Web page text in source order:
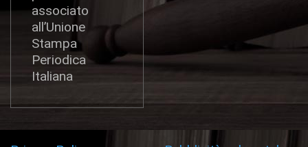
associato
all’Unione
Stampa
Periodica
Italiana